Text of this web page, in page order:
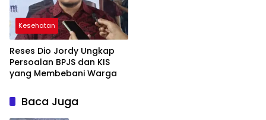
Kesehatan
Reses Dio Jordy Ungkap
Persoalan BPJS dan KIS
yang Membebani Warga
Baca Juga